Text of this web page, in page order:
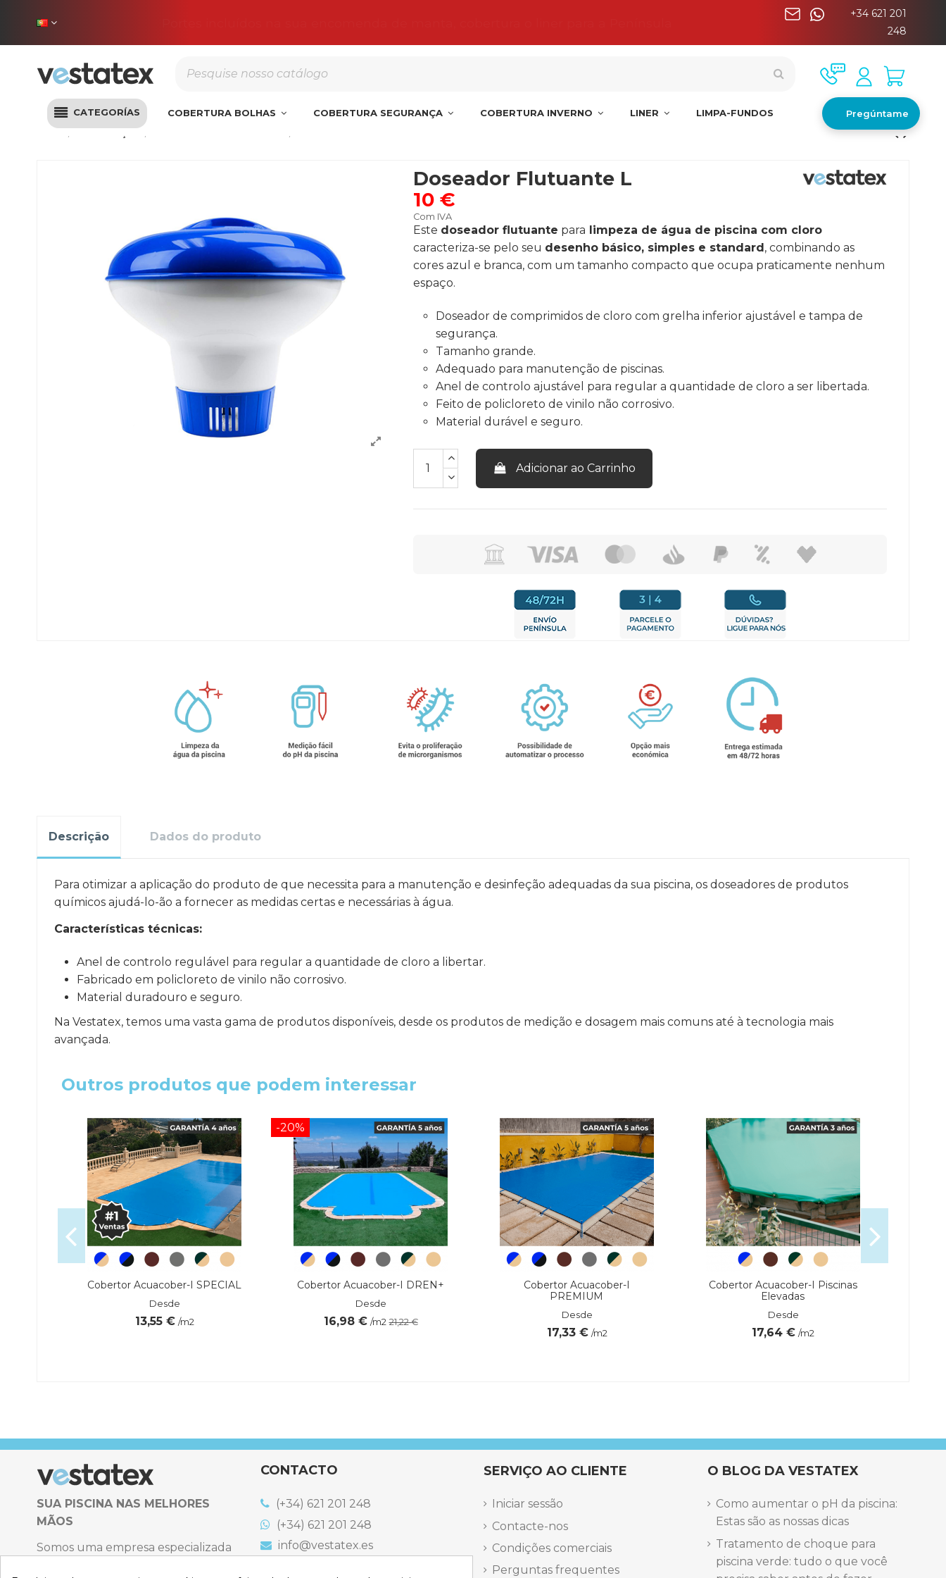
+34 621 201
248
CATEGORÍAS COBERTURA BOLHAS COBERTURA SEGURANÇA COBERTURA INVERNO LINER LIMPA-FUNDOS Pregúntame
Início Desinfecção
Doseador Flutuante L
10 €
Com IVA
Este doseador flutuante para limpeza de água de piscina com cloro
caracteriza-se pelo seu desenho básico, simples e standard, combinando as
cores azul e branca, com um tamanho compacto que ocupa praticamente nenhum
espaço.
Doseador de comprimidos de cloro com grelha inferior ajustável e tampa de
segurança.
Tamanho grande.
Adequado para manutenção de piscinas.
Anel de controlo ajustável para regular a quantidade de cloro a ser libertada.
Feito de policloreto de vinilo não corrosivo.
Material durável e seguro.
Adicionar ao Carrinho
Descrição Dados do produto
Para otimizar a aplicação do produto de que necessita para a manutenção e desinfeção adequadas da sua piscina, os doseadores de produtos
químicos ajudá-lo-ão a fornecer as medidas certas e necessárias à água.
Características técnicas:
Anel de controlo regulável para regular a quantidade de cloro a libertar.
Fabricado em policloreto de vinilo não corrosivo.
Material duradouro e seguro.
Na Vestatex, temos uma vasta gama de produtos disponíveis, desde os produtos de medição e dosagem mais comuns até à tecnologia mais
avançada.
Outros produtos que podem interessar
Cobertor Acuacober-I SPECIAL
Desde
13,55 € /m2
-20%
Cobertor Acuacober-I DREN+
Desde
16,98 € /m2 21,22 €
Cobertor Acuacober-I
PREMIUM
Desde
17,33 € /m2
Cobertor Acuacober-I Piscinas
Elevadas
Desde
17,64 € /m2
SUA PISCINA NAS MELHORES
MÃOS
Somos uma empresa especializada
CONTACTO
(+34) 621 201 248
(+34) 621 201 248
info@vestatex.es
SERVIÇO AO CLIENTE
Iniciar sessão
Contacte-nos
Condições comerciais
Perguntas frequentes
O BLOG DA VESTATEX
Como aumentar o pH da piscina:
Estas são as nossas dicas
Tratamento de choque para
piscina verde: tudo o que você